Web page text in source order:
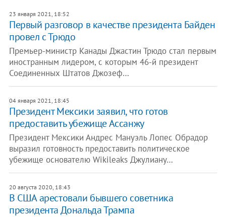
23 января 2021, 18:52
Первый разговор в качестве президента Байден
провел с Трюдо
Премьер-министр Канады Джастин Трюдо стал первым
иностранным лидером, с которым 46-й президент
Соединенных Штатов Джозеф…
04 января 2021, 18:45
Президент Мексики заявил, что готов
предоставить убежище Ассанжу
Президент Мексики Андрес Мануэль Лопес Обрадор
выразил готовность предоставить политическое
убежище основателю Wikileaks Джулиану…
20 августа 2020, 18:43
В США арестовали бывшего советника
президента Дональда Трампа